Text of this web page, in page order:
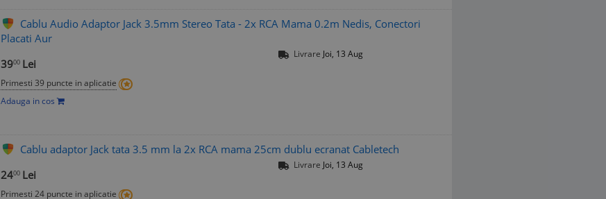
Cablu Audio Adaptor Jack 3.5mm Stereo Tata - 2x RCA Mama 0.2m Nedis, Conectori
Placati Aur
3900 Lei
Primesti 39 puncte in aplicatie
Adauga in cos
Livrare Joi, 13 Aug
Cablu adaptor Jack tata 3.5 mm la 2x RCA mama 25cm dublu ecranat Cabletech
2400 Lei
Primesti 24 puncte in aplicatie
Livrare Joi, 13 Aug